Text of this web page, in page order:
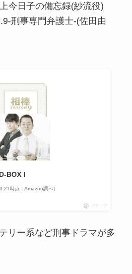
今日子の備忘録(紗流役)
刑事専門弁護士-(佐田由
BOX I
時点 | Amazon調べ）
ポチップ
リー系など刑事ドラマが多